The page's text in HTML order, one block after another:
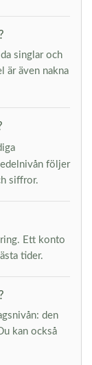
singlar och
är även nakna
följer
siffror.
Ett konto
tider.
den
kan också